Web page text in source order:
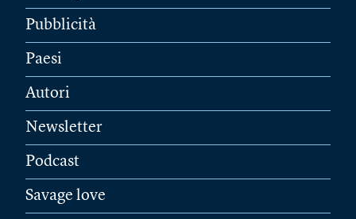
Pubblicità
Paesi
Autori
Newsletter
Podcast
Savage love